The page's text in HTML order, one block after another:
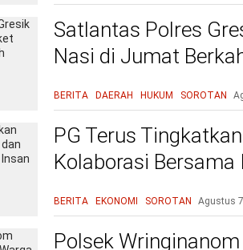
Satlantas Polres
Nasi di Jumat
BERITA DAERAH HUKUM SOROTAN
PG Terus
Kolaborasi Bersama
BERITA EKONOMI SOROTAN Agustus
Polsek